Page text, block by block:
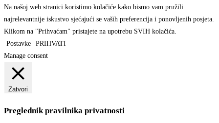
Na našoj web stranici koristimo kolačiće kako bismo vam pružili
najrelevantnije iskustvo sjećajući se vaših preferencija i ponovljenih posjeta.
Klikom na "Prihvaćam" pristajete na upotrebu SVIH kolačića.
Postavke
PRIHVATI
Manage consent
Zatvori
Preglednik pravilnika privatnosti